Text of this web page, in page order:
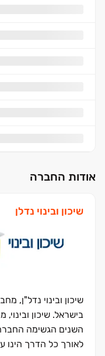
אודות החברה
שיכון ובינוי נדלן
שיכון ובינוי נדל"ן,
השנים הגשימה
לאורך כל הדרך הינו